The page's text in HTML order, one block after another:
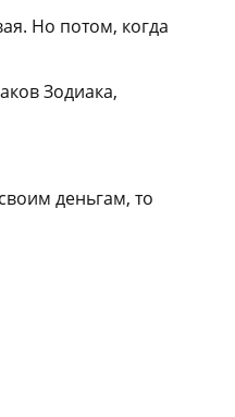
Но потом, когда
Зодиака,
деньгам, то